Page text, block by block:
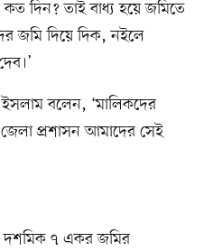
দিন? তাই বাধ্য হয়ে জমিতে
জমি দিয়ে দিক, নইলে
বলেন, ‘মালিকদের
জেলা প্রশাসন আমাদের সেই
দশমিক ৭ একর জমির